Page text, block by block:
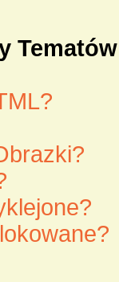
Tematów